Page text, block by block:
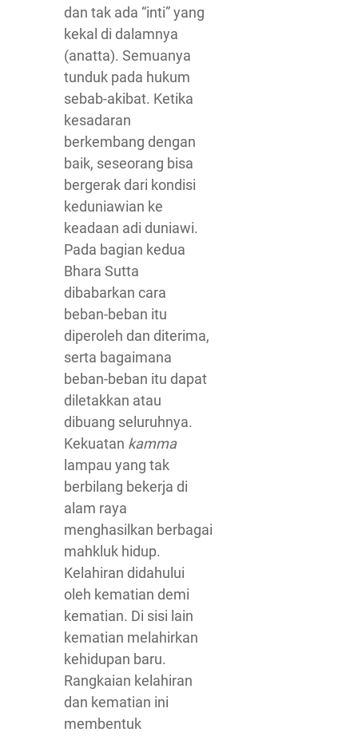
dan tak ada “inti” yang
kekal di dalamnya
(anatta). Semuanya
tunduk pada hukum
sebab-akibat. Ketika
kesadaran
berkembang dengan
baik, seseorang bisa
bergerak dari kondisi
keduniawian ke
keadaan adi duniawi.
Pada bagian kedua
Bhara Sutta
dibabarkan cara
beban-beban itu
diperoleh dan diterima,
serta bagaimana
beban-beban itu dapat
diletakkan atau
dibuang seluruhnya.
Kekuatan kamma
lampau yang tak
berbilang bekerja di
alam raya
menghasilkan berbagai
mahkluk hidup.
Kelahiran didahului
oleh kematian demi
kematian. Di sisi lain
kematian melahirkan
kehidupan baru.
Rangkaian kelahiran
dan kematian ini
membentuk